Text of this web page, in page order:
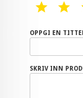
1
OPPGI EN
SKRIV INN